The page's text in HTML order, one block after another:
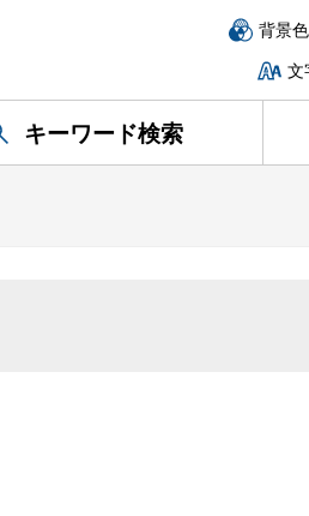
背景色
文
キーワード検索